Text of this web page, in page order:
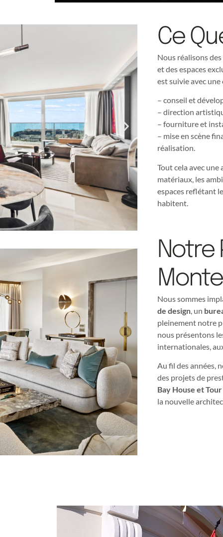
Ce
Nous réalisons des
et des espaces
est suivie avec
– conseil et
– direction
– fourniture et
– mise en scène
réalisation.
Tout cela avec
matériaux, les
espaces reflétant
habitent.
Notre
Nous sommes
de design, un
pleinement notre
nous présentons
internationales,
Au fil des années,
des projets de
Bay House et
la nouvelle